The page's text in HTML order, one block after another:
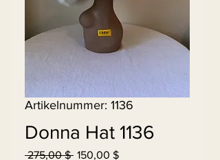
Artikelnummer: 1136
Donna Hat 1136
275,00 $ Standardpreis
150,00 $Sale-